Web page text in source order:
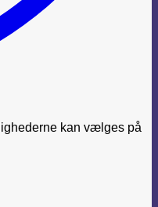
kan vælges på